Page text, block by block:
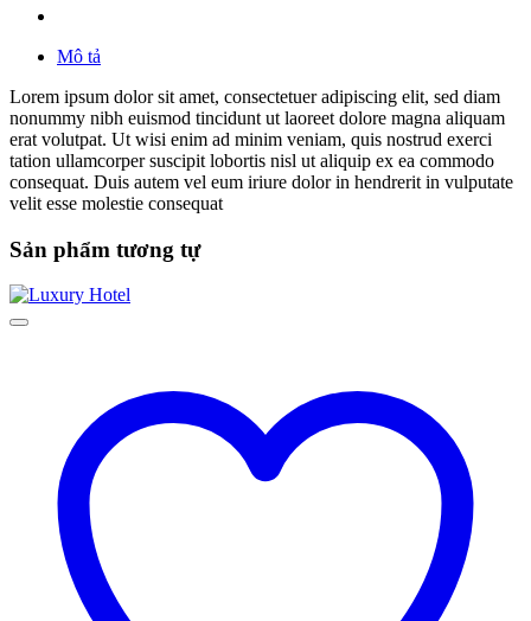
Mô tả
Lorem ipsum dolor sit amet, consectetuer adipiscing elit, sed diam
nonummy nibh euismod tincidunt ut laoreet dolore magna aliquam
erat volutpat. Ut wisi enim ad minim veniam, quis nostrud exerci
tation ullamcorper suscipit lobortis nisl ut aliquip ex ea commodo
consequat. Duis autem vel eum iriure dolor in hendrerit in vulputate
velit esse molestie consequat
Sản phẩm tương tự